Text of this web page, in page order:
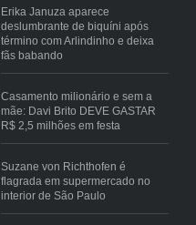
Erika Januza aparece
deslumbrante de biquíni após
término com Arlindinho e deixa
fãs babando
Casamento milionário e sem a
mãe: Davi Brito DEVE GASTAR
R$ 2,5 milhões em festa
Suzane von Richthofen é
flagrada em supermercado no
interior de São Paulo